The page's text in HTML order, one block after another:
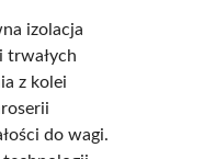
izolacja
trwałych
z kolei
do wagi.